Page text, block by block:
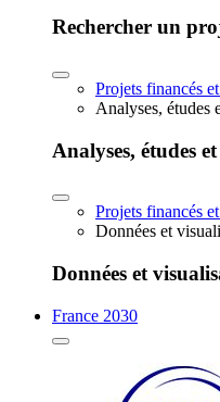
Rechercher un
Projets financés
Analyses, études
Analyses, études
Projets financés
Données et
Données et
France 2030